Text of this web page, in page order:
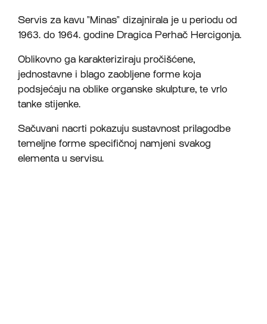
Servis za kavu "Minas" dizajnirala je u periodu od
1963. do 1964. godine Dragica Perhač Hercigonja.
Oblikovno ga karakteriziraju pročišćene,
jednostavne i blago zaobljene forme koja
podsjećaju na oblike organske skulpture, te vrlo
tanke stijenke.
Sačuvani nacrti pokazuju sustavnost prilagodbe
temeljne forme specifičnoj namjeni svakog
elementa u servisu.